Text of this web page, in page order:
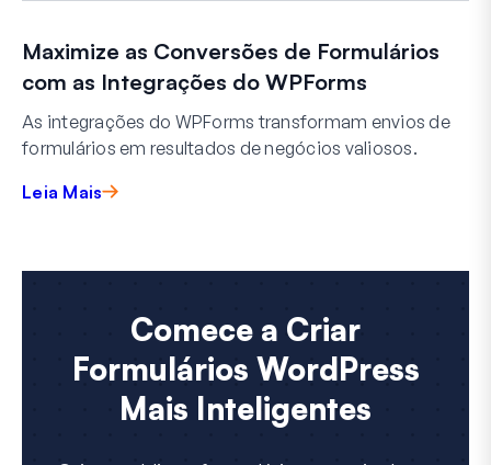
Maximize as Conversões de Formulários
com as Integrações do WPForms
As integrações do WPForms transformam envios de
formulários em resultados de negócios valiosos.
Leia Mais
Comece a Criar
Formulários WordPress
Mais Inteligentes